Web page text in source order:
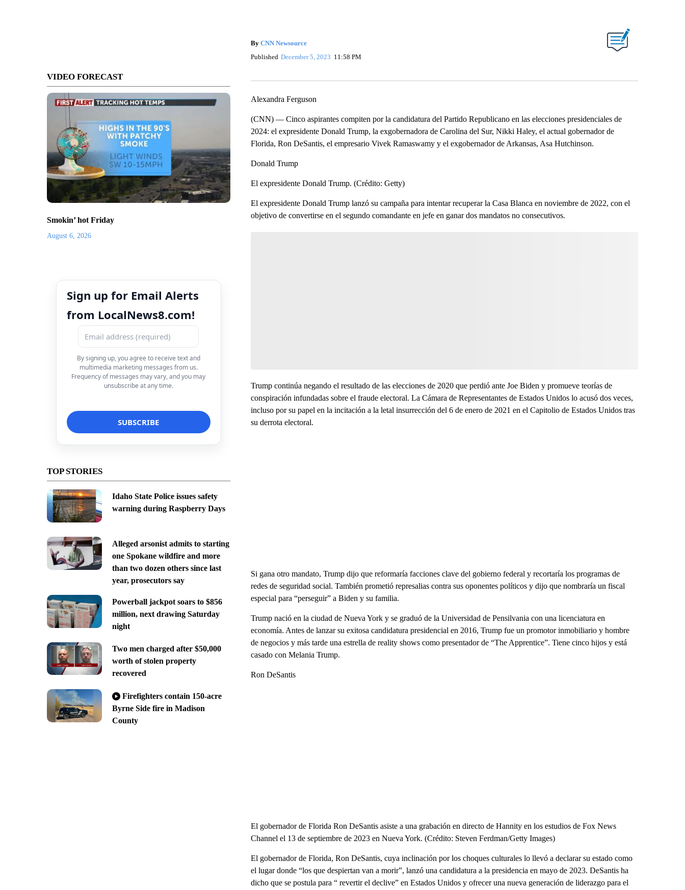
VIDEO FORECAST
Smokin’ hot Friday
August 6, 2026
Sign up for Email Alerts
from LocalNews8.com!
By signing up, you agree to receive text and
multimedia marketing messages from us.
Frequency of messages may vary, and you may
unsubscribe at any time.
TOP STORIES
Idaho State Police issues safety
warning during Raspberry Days
Alleged arsonist admits to starting
one Spokane wildfire and more
than two dozen others since last
year, prosecutors say
Powerball jackpot soars to $856
million, next drawing Saturday
night
Two men charged after $50,000
worth of stolen property
recovered
Firefighters contain 150-acre
Byrne Side fire in Madison
County
By CNN Newsource
Published December 5, 2023 11:58 PM
Alexandra Ferguson
(CNN) — Cinco aspirantes compiten por la candidatura del Partido Republicano en las elecciones presidenciales de
2024: el expresidente Donald Trump, la exgobernadora de Carolina del Sur, Nikki Haley, el actual gobernador de
Florida, Ron DeSantis, el empresario Vivek Ramaswamy y el exgobernador de Arkansas, Asa Hutchinson.
Donald Trump
El expresidente Donald Trump. (Crédito: Getty)
El expresidente Donald Trump lanzó su campaña para intentar recuperar la Casa Blanca en noviembre de 2022, con el
objetivo de convertirse en el segundo comandante en jefe en ganar dos mandatos no consecutivos.
Trump continúa negando el resultado de las elecciones de 2020 que perdió ante Joe Biden y promueve teorías de
conspiración infundadas sobre el fraude electoral. La Cámara de Representantes de Estados Unidos lo acusó dos veces,
incluso por su papel en la incitación a la letal insurrección del 6 de enero de 2021 en el Capitolio de Estados Unidos tras
su derrota electoral.
Si gana otro mandato, Trump dijo que reformaría facciones clave del gobierno federal y recortaría los programas de
redes de seguridad social. También prometió represalias contra sus oponentes políticos y dijo que nombraría un fiscal
especial para “perseguir” a Biden y su familia.
Trump nació en la ciudad de Nueva York y se graduó de la Universidad de Pensilvania con una licenciatura en
economía. Antes de lanzar su exitosa candidatura presidencial en 2016, Trump fue un promotor inmobiliario y hombre
de negocios y más tarde una estrella de reality shows como presentador de “The Apprentice”. Tiene cinco hijos y está
casado con Melania Trump.
Ron DeSantis
El gobernador de Florida Ron DeSantis asiste a una grabación en directo de Hannity en los estudios de Fox News
Channel el 13 de septiembre de 2023 en Nueva York. (Crédito: Steven Ferdman/Getty Images)
El gobernador de Florida, Ron DeSantis, cuya inclinación por los choques culturales lo llevó a declarar su estado como
el lugar donde “los que despiertan van a morir”, lanzó una candidatura a la presidencia en mayo de 2023. DeSantis ha
dicho que se postula para “ revertir el declive” en Estados Unidos y ofrecer una nueva generación de liderazgo para el